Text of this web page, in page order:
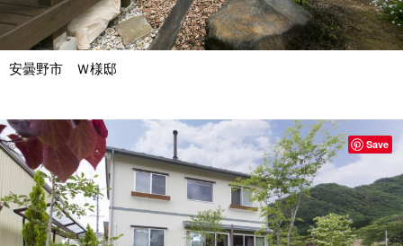
安曇野市 Ｗ様邸
Save